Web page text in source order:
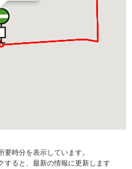
要時分を表示しています。
すると、最新の情報に更新します